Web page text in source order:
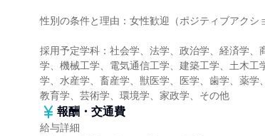
性別の条件と理由：女性歓迎（ポジティブアクシ
採用予定学科：社会学、法学、政治学、経済学
学、機械工学、電気通信工学、建築工学、土木
学、水産学、畜産学、獣医学、医学、歯学、薬学
教育学、芸術学、環境学、家政学、その他
報酬・交通費
給与詳細